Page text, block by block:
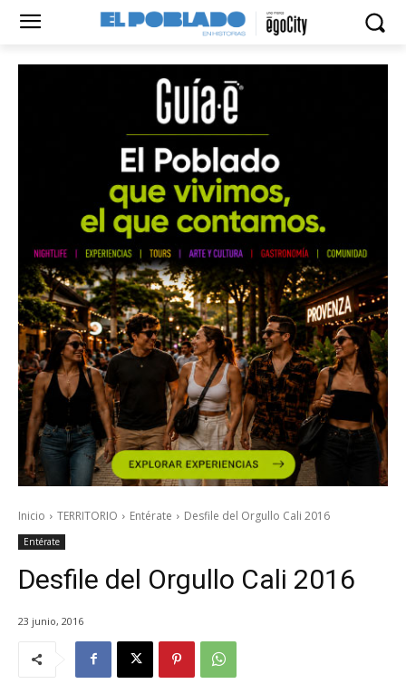
Inicio TERRITORIO Entérate Desfile del Orgullo Cali 2016
Entérate
Desfile del Orgullo Cali 2016
23 junio, 2016